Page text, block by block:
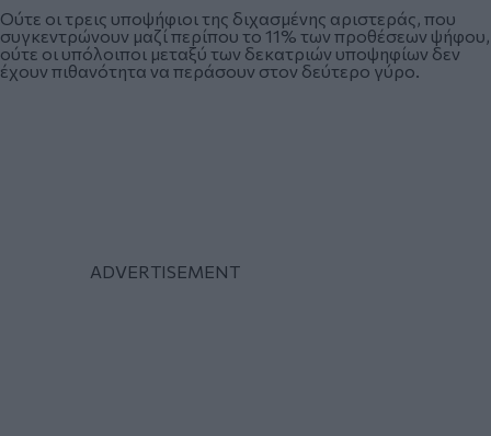
Ούτε οι τρεις υποψήφιοι της διχασμένης αριστεράς, που
συγκεντρώνουν μαζί περίπου το 11% των προθέσεων ψήφου,
ούτε οι υπόλοιποι μεταξύ των δεκατριών υποψηφίων δεν
έχουν πιθανότητα να περάσουν στον δεύτερο γύρο.